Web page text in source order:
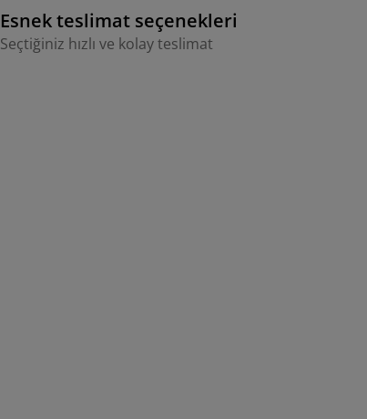
Esnek teslimat seçenekleri
Seçtiğiniz hızlı ve kolay teslimat